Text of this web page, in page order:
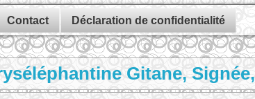
Contact Déclaration de confidentialité
Gitane,